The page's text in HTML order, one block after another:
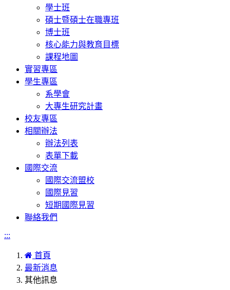
學士班
碩士暨碩士在職專班
博士班
核心能力與教育目標
課程地圖
實習專區
學生專區
系學會
大專生研究計畫
校友專區
相關辦法
辦法列表
表單下載
國際交流
國際交流盟校
國際見習
短期國際見習
聯絡我們
:::
首頁
最新消息
其他訊息